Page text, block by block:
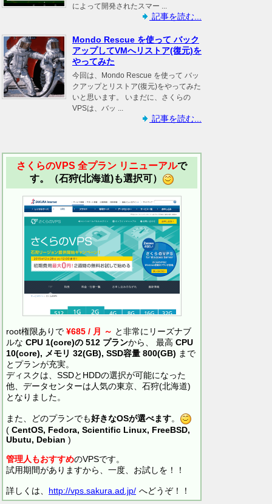
によって開発されたスマー ...
記事を読む...
Mondo Rescue を使って バック
アップしてVMへリストア(復元)を
やってみた
今回は、Mondo Rescue を使って バッ
クアップとリストア(復元)をやってみた
いと思います。 いまだに、さくらの
VPSは、バッ ...
記事を読む...
さくらのVPS 全プラン リニューアルで
す。（石狩(北海道)も選択可）
root権限ありで ¥685 / 月 ～ と非常にリーズナブ
ルな CPU 1(core)の 512 プランから、 最高 CPU
10(core), メモリ 32(GB), SSD容量 800(GB) まで
とプランが充実。
ディスクは、SSDとHDDの選択が可能になった
他、データセンターは人気の東京、石狩(北海道)
となりました。
また、どのプランでも好きなOSが選べます。
( CentOS, Fedora, Scientific Linux, FreeBSD,
Ubutu, Debian )
管理人もおすすめのVPSです。
試用期間がありますから、一度、お試しを！！
詳しくは、 http://vps.sakura.ad.jp/ へどうぞ！！